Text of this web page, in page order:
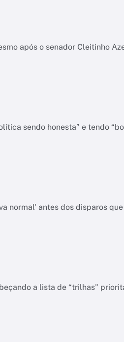
após o senador Cleitinho
sendo honesta” e tendo
normal' antes dos disparos
a lista de “trilhas"